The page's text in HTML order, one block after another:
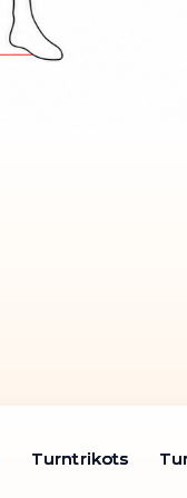
Turntrikots
Turntrikots